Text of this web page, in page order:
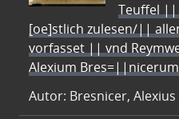
Teuffel ||
[oe]stlich zulesen/||
vorfasset || vnd
Alexium
Autor: Bresnicer, Alexius